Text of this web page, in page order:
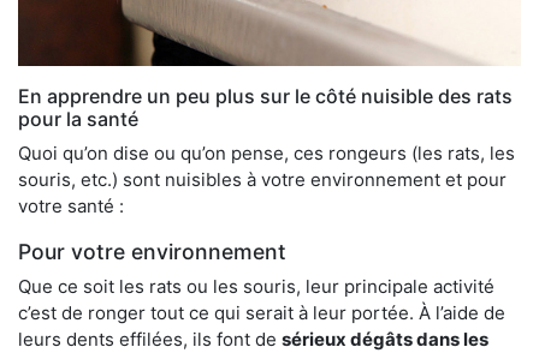
En apprendre un peu plus sur le côté nuisible des rats
pour la santé
Quoi qu’on dise ou qu’on pense, ces rongeurs (les rats, les
souris, etc.) sont nuisibles à votre environnement et pour
votre santé :
Pour votre environnement
Que ce soit les rats ou les souris, leur principale activité
c’est de ronger tout ce qui serait à leur portée. À l’aide de
leurs dents effilées, ils font de sérieux dégâts dans les